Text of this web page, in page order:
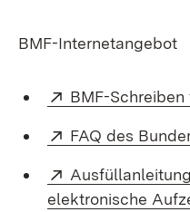
BMF-Internetangebot
Extern:
BMF-
Extern:
FAQ des
Extern:
elektronische